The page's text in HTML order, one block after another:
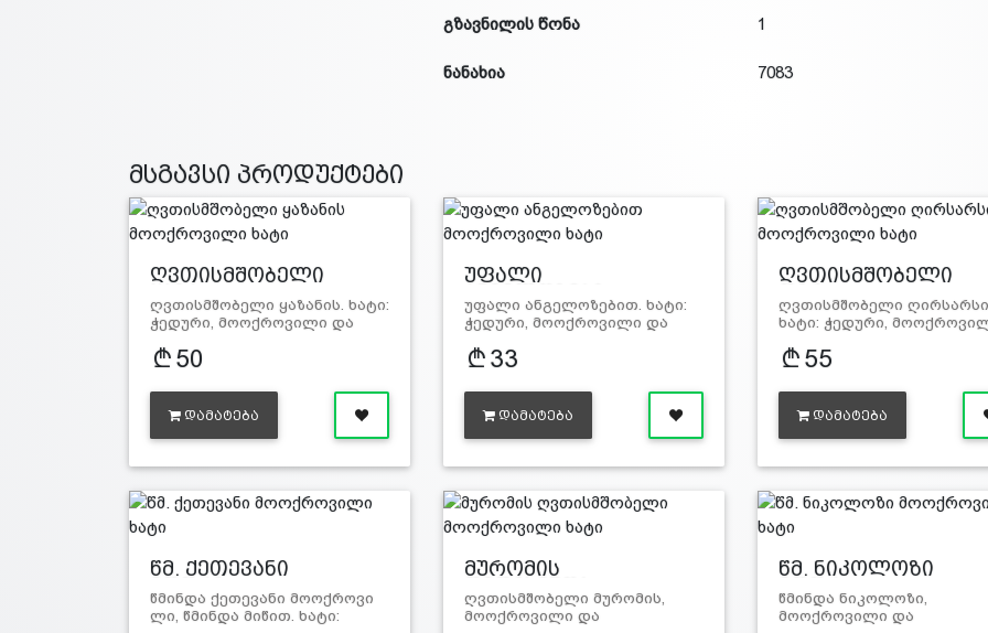
გზავნილის წონა 1
ნანახია 7083
მსგავსი პროდუქტები
ღვთისმშობელი
ღვთისმშობელი ყაზანის. ხატი:
ჭედური, მოოქროვილი და
50
ᲓᲐᲛᲐᲢᲔᲑᲐ
უფალი
უფალი ანგელოზებით. ხატი:
ჭედური, მოოქროვილი და
33
ᲓᲐᲛᲐᲢᲔᲑᲐ
ღვთისმშობელი
ღვთისმშობელი
ხატი: ჭედური,
55
ᲓᲐᲛᲐᲢᲔᲑᲐ
წმ. ქეთევანი
წმინდა ქეთევანი მოოქროვი
ლი, წმინდა მიწით. ხატი:
მურომის
ღვთისმშობელი მურომის,
მოოქროვილი და
წმ. ნიკოლოზი
წმინდა ნიკოლოზი,
მოოქროვილი და